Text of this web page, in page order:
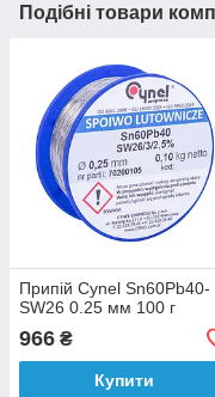
Подібні товари
Припій Cynel Sn60Pb40-
SW26 0.25 мм 100 г
966 ₴
Купити